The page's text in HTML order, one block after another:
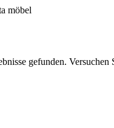
möbel
gefunden. Versuchen